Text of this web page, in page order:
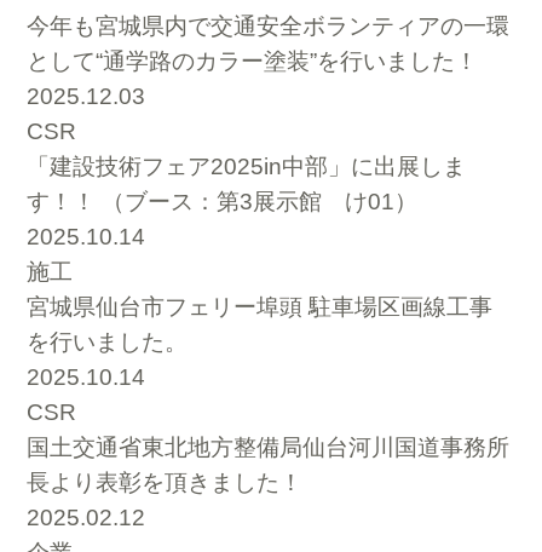
今年も宮城県内で交通安全ボランティアの一環
として“通学路のカラー塗装”を行いました！
2025.12.03
CSR
「建設技術フェア2025in中部」に出展しま
す！！ （ブース：第3展示館 け01）
2025.10.14
施工
宮城県仙台市フェリー埠頭 駐車場区画線工事
を行いました。
2025.10.14
CSR
国土交通省東北地方整備局仙台河川国道事務所
長より表彰を頂きました！
2025.02.12